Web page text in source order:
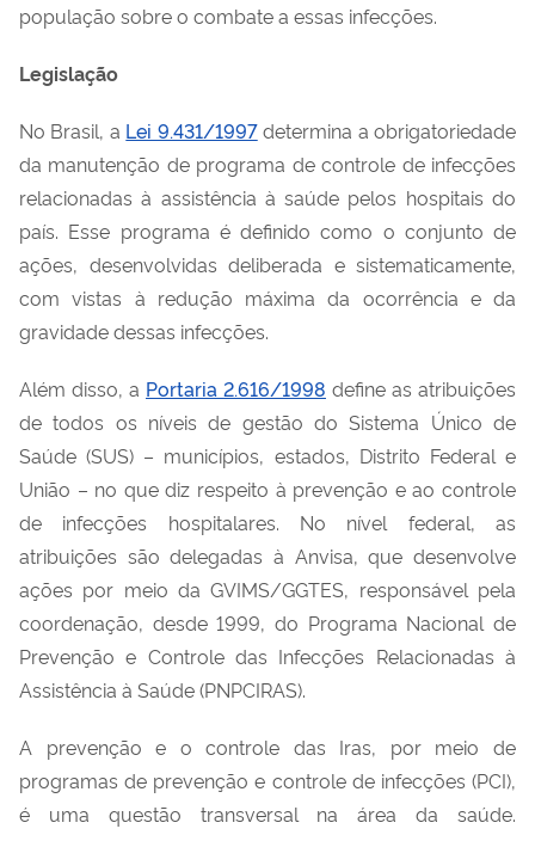
população sobre o combate a essas infecções.
Legislação
No Brasil, a Lei 9.431/1997determina a obrigatoriedade
da manutenção de programa de controle de infecções
relacionadas à assistência à saúde pelos hospitais do
país. Esse programa é definido como o conjunto de
ações, desenvolvidas deliberada e sistematicamente,
com vistas à redução máxima da ocorrência e da
gravidade dessas infecções.
Além disso, a Portaria 2.616/1998 define as atribuições
de todos os níveis de gestão do Sistema Único de
Saúde (SUS) – municípios, estados, Distrito Federal e
União – no que diz respeito à prevenção e ao controle
de infecções hospitalares. No nível federal, as
atribuições são delegadas à Anvisa, quedesenvolve
ações por meio da GVIMS/GGTES, responsável pela
coordenação, desde 1999, do Programa Nacional de
Prevenção e Controle das Infecções Relacionadas à
Assistência à Saúde (PNPCIRAS).
A prevenção e o controle das Iras, por meio de
programas de prevenção e controle de infecções (PCI),
é uma questão transversal na área da saúde.